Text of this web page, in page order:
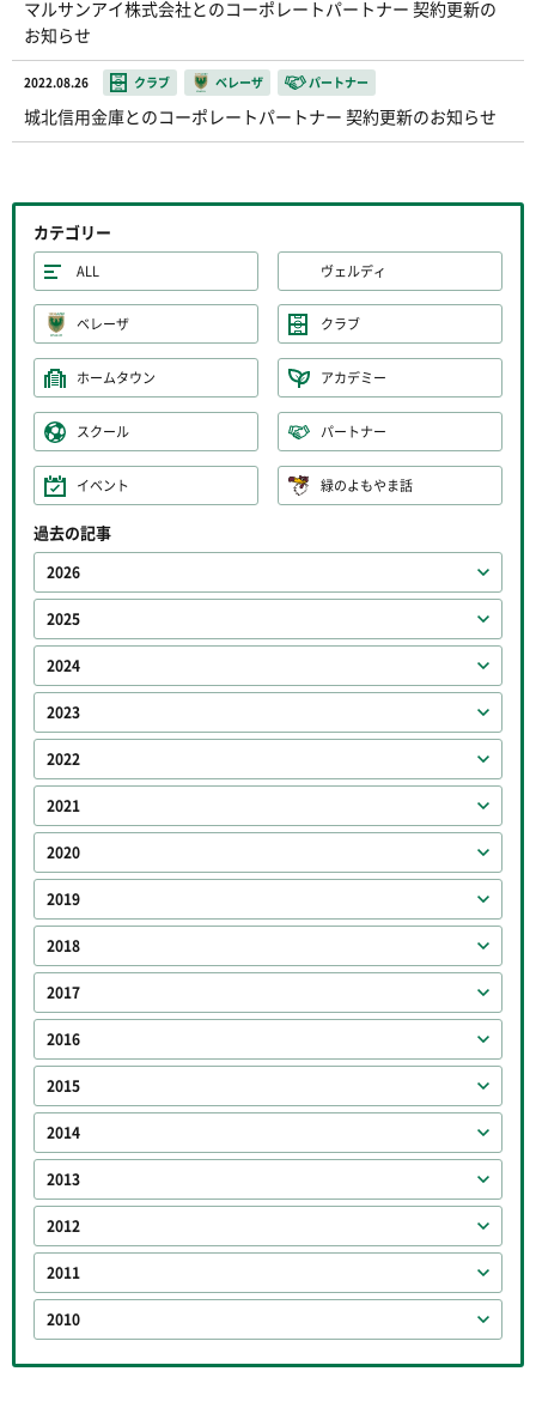
マルサンアイ株式会社とのコーポレートパートナー 契約更新の
お知らせ
2022.08.26 クラブ ベレーザ パートナー
城北信用金庫とのコーポレートパートナー 契約更新のお知らせ
カテゴリー
ALL ヴェルディ
ベレーザ クラブ
ホームタウン アカデミー
スクール パートナー
イベント 緑のよもやま話
過去の記事
2026
2025
2024
2023
2022
2021
2020
2019
2018
2017
2016
2015
2014
2013
2012
2011
2010